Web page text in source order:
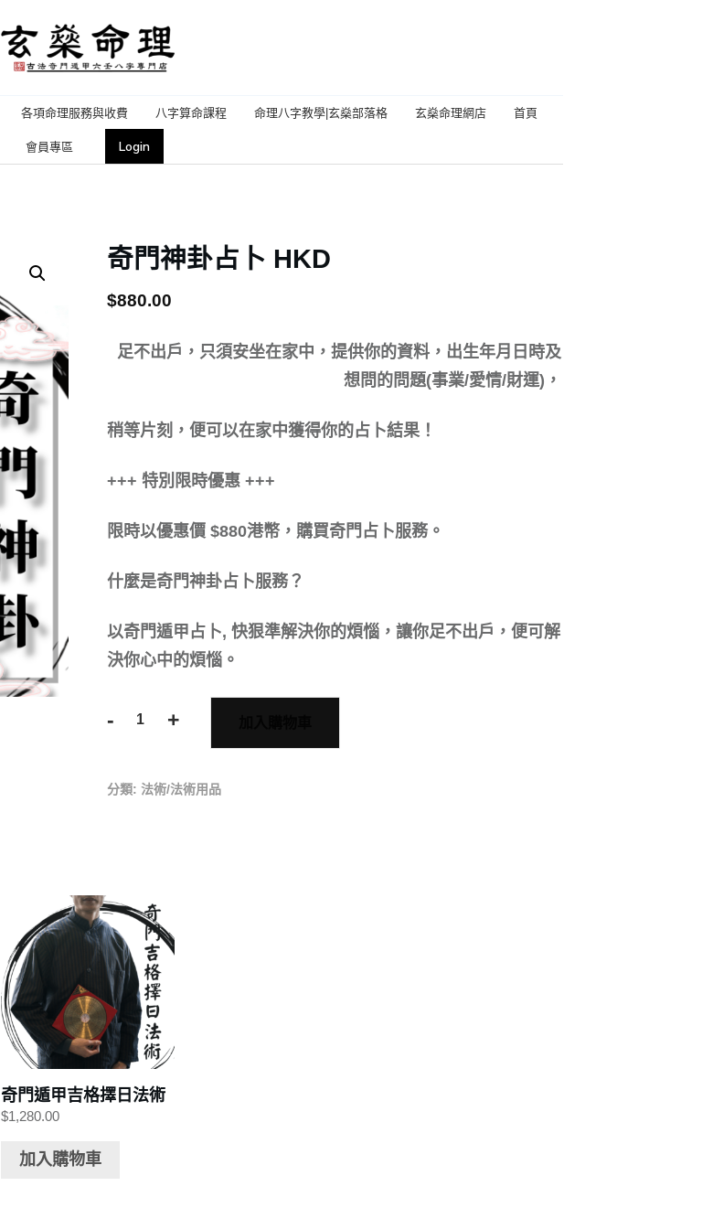
各項命理服務與收費 八字算命課程 命理八字教學|玄燊部落格 玄燊命理網店 首頁
會員專區 Login
奇門神卦占卜 HKD
$880.00
足不出戶，只須安坐在家中，提供你的資料，出生年月日時及
想問的問題(事業/愛情/財運)，
稍等片刻，便可以在家中獲得你的占卜結果！
+++ 特別限時優惠 +++
限時以優惠價 $880港幣，購買奇門占卜服務。
什麼是奇門神卦占卜服務？
以奇門遁甲占卜, 快狠準解決你的煩惱，讓你足不出戶，便可解
決你心中的煩惱。
- +
分類: 法術/法術用品
奇門遁甲吉格擇日法術
$1,280.00
加入購物車